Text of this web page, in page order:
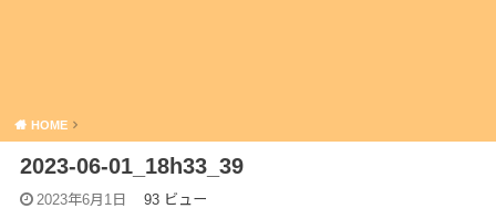
HOME
2023-06-01_18h33_39
2023年6月1日 93 ビュー